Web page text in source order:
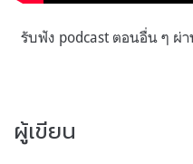
รับฟัง podcast ตอนอื่น ๆ ผ่
ผู้เขียน